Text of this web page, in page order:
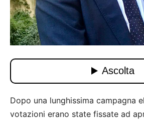
Dopo una lunghissima campagna
votazioni erano state fissate ad